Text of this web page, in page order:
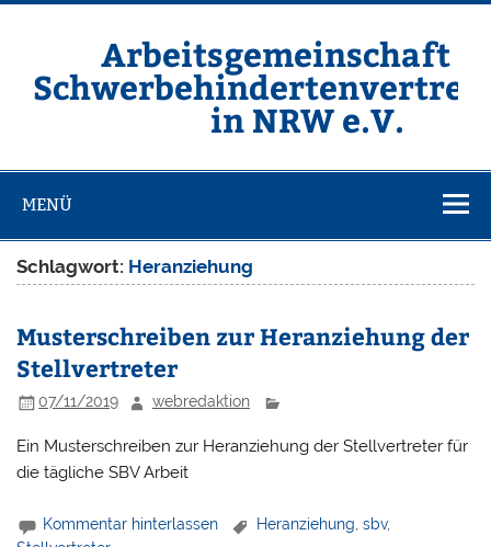
Zum
Arbeitsgemeinschaft
in NRW e.V.
MENÜ
Schlagwort: Heranziehung
Musterschreiben zur Heranziehung der
Stellvertreter
07/11/2019 webredaktion
Ein Musterschreiben zur Heranziehung der Stellvertreter für
die tägliche SBV Arbeit
Kommentar hinterlassen Heranziehung,sbv,